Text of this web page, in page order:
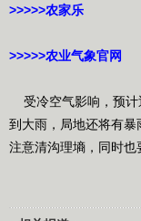
>>>>>农家乐
>>>>>农业气象官网
受冷空气影响，预计
到大雨，局地还将有
注意清沟理墒，同时也